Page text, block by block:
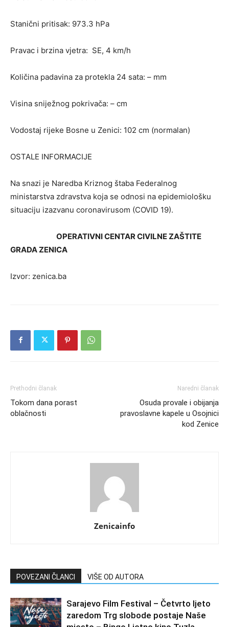
Stanični pritisak: 973.3 hPa
Pravac i brzina vjetra: SE, 4 km/h
Količina padavina za protekla 24 sata: – mm
Visina sniježnog pokrivača: – cm
Vodostaj rijeke Bosne u Zenici: 102 cm (normalan)
OSTALE INFORMACIJE
Na snazi je Naredba Kriznog štaba Federalnog
ministarstva zdravstva koja se odnosi na epidemiološku
situaciju izazvanu coronavirusom (COVID 19).
OPERATIVNI CENTAR CIVILNE ZAŠTITE
GRADA ZENICA
Izvor: zenica.ba
Prethodni članak
Tokom dana porast
oblačnosti
Naredni članak
Osuda provale i obijanja
pravoslavne kapele u Osojnici
kod Zenice
Zenicainfo
POVEZANI ČLANCI VIŠE OD AUTORA
Sarajevo Film Festival – Četvrto ljeto
zaredom Trg slobode postaje Naše